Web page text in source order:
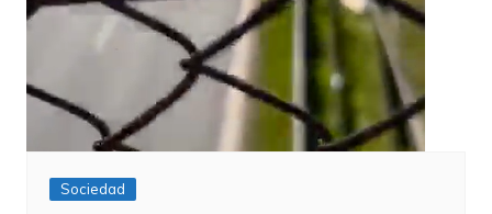
Sociedad